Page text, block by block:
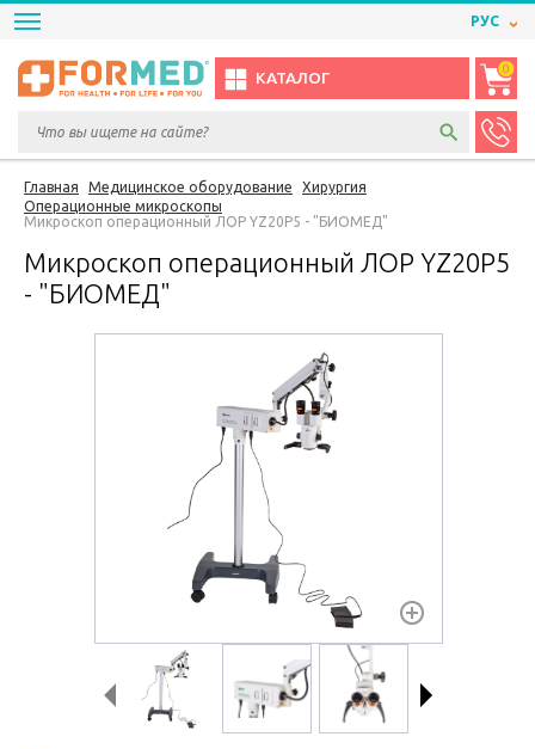
РУС
КАТАЛОГ
0
Главная Медицинское оборудование
Хирургия
Операционные микроскопы
Микроскоп операционный ЛОР YZ20Р5 - "БИОМЕД"
Микроскоп операционный ЛОР YZ20Р5
- "БИОМЕД"